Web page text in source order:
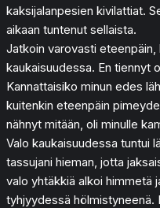
kaksijalanpesien kivilattiat.
aikaan tuntenut sellaista.
Jatkoin varovasti eteenpäin,
kaukaisuudessa. En tiennyt
Kannattaisiko minun edes
kuitenkin eteenpäin
nähnyt mitään, oli minulle
Valo kaukaisuudessa tuntui
tassujani hieman, jotta
valo yhtäkkiä alkoi himmetä
tyhjyydessä hölmistyneenä.